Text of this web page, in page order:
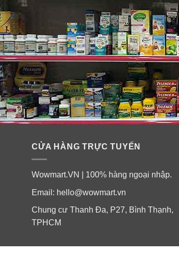
CỬA HÀNG TRỰC TUYẾN
Wowmart.VN | 100% hàng ngoại nhập.
Email: hello@wowmart.vn
Chung cư Thanh Đa, P27, Bình Thạnh,
TPHCM